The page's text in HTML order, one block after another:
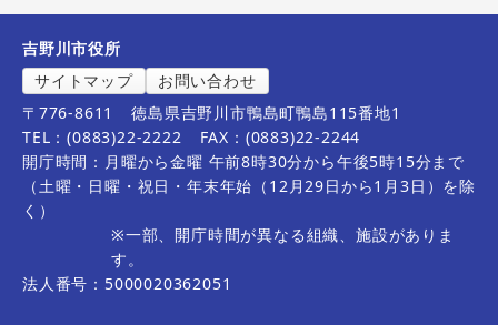
吉野川市役所
サイトマップ
お問い合わせ
〒776-8611
徳島県吉野川市鴨島町鴨島115番地1
TEL：(0883)22-2222
FAX：(0883)22-2244
開庁時間：月曜から金曜 午前8時30分から午後5時15分まで
（土曜・日曜・祝日・年末年始（12月29日から1月3日）を除
く）
※一部、開庁時間が異なる組織、施設がありま
す。
法人番号：5000020362051